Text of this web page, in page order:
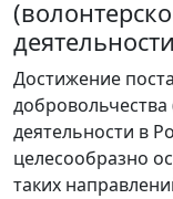
Достижение
деятельности в
целесообразно
таких